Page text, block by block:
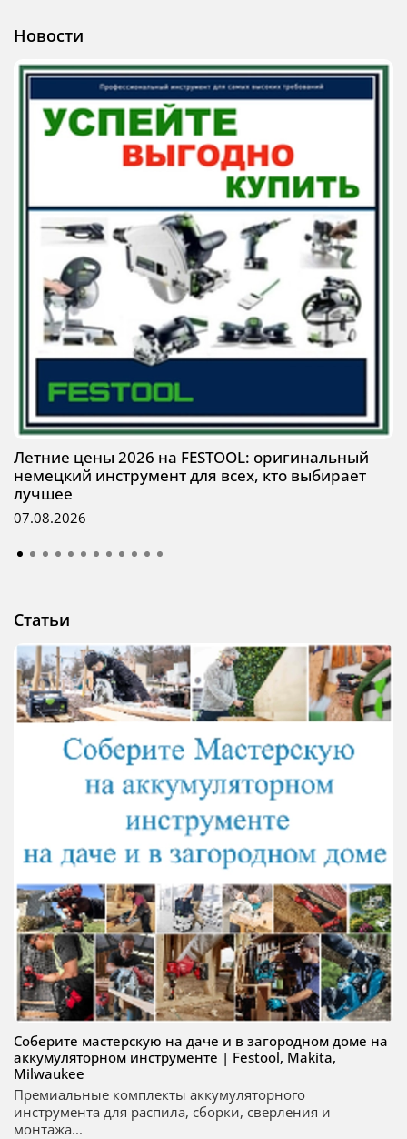
Новости
Летние цены 2026 на FESTOOL: оригинальный
немецкий инструмент для всех, кто выбирает
лучшее
07.08.2026
Статьи
Соберите мастерскую на даче и в загородном доме на
аккумуляторном инструменте | Festool, Makita,
Milwaukee
Премиальные комплекты аккумуляторного
инструмента для распила, сборки, сверления и
монтажа...